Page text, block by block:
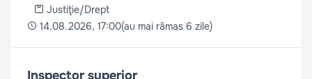
Justiţie/Drept
14.08.2026, 17:00(au mai rămas 6 zile)
Inspector superior